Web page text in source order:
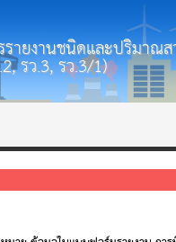
ายงานชนิดและปริมาณ
รว.3, รว.3/1)